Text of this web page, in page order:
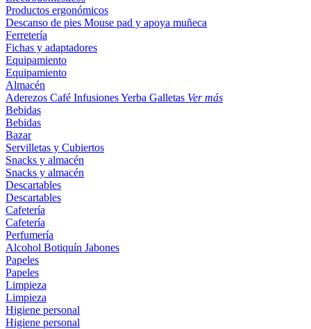
Productos ergonómicos
Descanso de pies Mouse pad y apoya muñeca
Ferretería
Fichas y adaptadores
Equipamiento
Equipamiento
Almacén
Aderezos Café InfusionesYerba Galletas Ver más
Bebidas
Bebidas
Bazar
Servilletas y Cubiertos
Snacks y almacén
Snacks y almacén
Descartables
Descartables
Cafetería
Cafetería
Perfumería
Alcohol Botiquín Jabones
Papeles
Papeles
Limpieza
Limpieza
Higiene personal
Higiene personal